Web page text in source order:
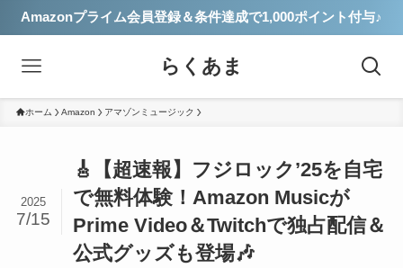
Amazonプライム会員登録＆条件達成で1,000ポイント付与♪
らくあま
ホーム Amazon アマゾンミュージック
🎸【超速報】フジロック’25を自宅
で無料体験！Amazon Musicが
Prime Video＆Twitchで独占配信＆
公式グッズも登場🎶
2025
7/15